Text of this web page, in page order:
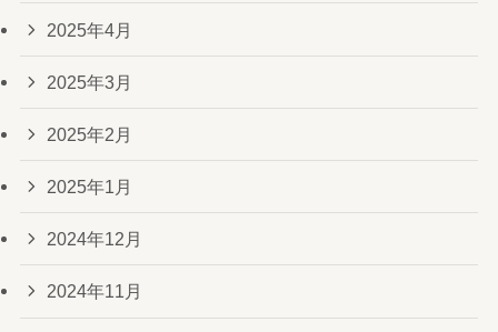
2025年4月
2025年3月
2025年2月
2025年1月
2024年12月
2024年11月